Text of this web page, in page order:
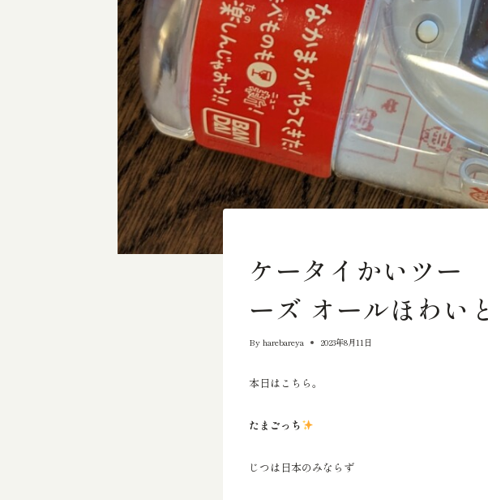
ケータイかいツ
ーズ オールほわ
By harebareya 2023年8月11日
本日はこちら。
たまごっち
じつは日本のみならず